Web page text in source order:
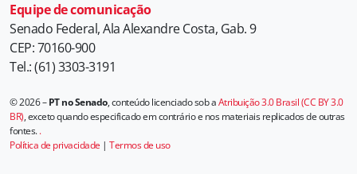
Equipe de comunicação
Senado Federal, Ala Alexandre Costa, Gab. 9
CEP: 70160-900
Tel.: (61) 3303-3191
© 2026 –PT no Senado, conteúdo licenciado sob aAtribuição 3.0 Brasil (CC BY 3.0
BR), exceto quando especificado em contrário e nos materiais replicados de outras
fontes..
Política de privacidade | Termos de uso